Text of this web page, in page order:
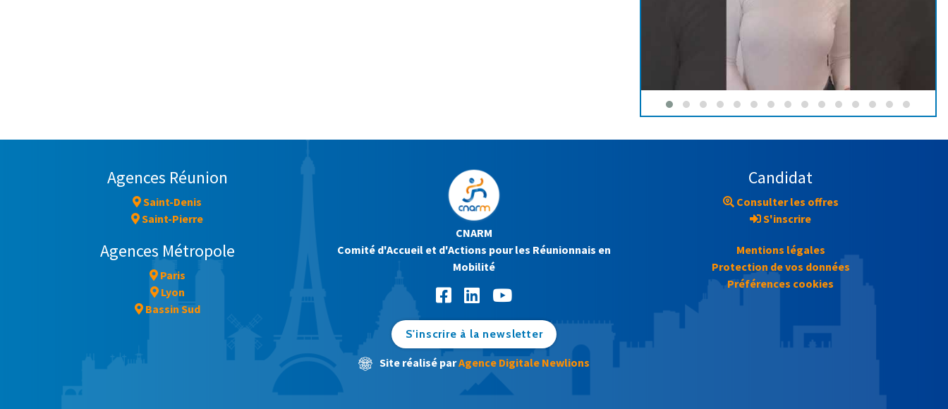
Agences Réunion
Saint-Denis
Saint-Pierre
Agences Métropole
Paris
Lyon
Bassin Sud
CNARM
Comité d'Accueil et d'Actions pour les Réunionnais en
Mobilité
S'inscrire à la newsletter
Site réalisé parAgence Digitale Newlions
Candidat
Consulter les offres
S'inscrire
Mentions légales
Protection de vos données
Préférences cookies